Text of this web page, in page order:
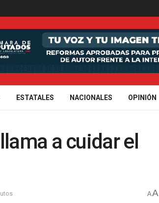
ESTATALES NACIONALES OPINIÓN
a cuidar el
AA